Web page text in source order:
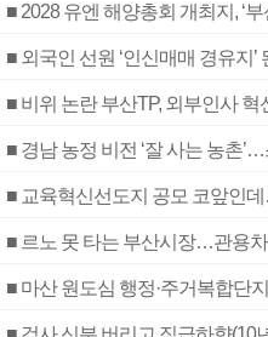
■ 2028 유엔 해양총회 개최지, ‘
■ 외국인 선원 ‘인신매매 경유지
■ 비위 논란 부산TP, 외부인사 혁
■ 경남 농정 비전 ‘잘 사는 농촌
■ 교육혁신선도지 공모 코앞인데
■ 르노 못 타는 부산시장…관용
■ 마산 원도심 행정·주거복합단